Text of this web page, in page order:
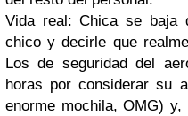
Vida real: Chica se baja
chico y decirle que
Los de seguridad del
horas por considerar su
enorme mochila, OMG)